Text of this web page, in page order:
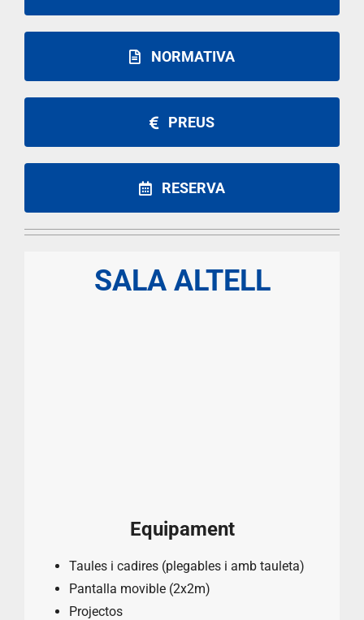
NORMATIVA
PREUS
RESERVA
SALA ALTELL
Equipament
Taules i cadires (plegables i amb tauleta)
Pantalla movible (2x2m)
Projectos